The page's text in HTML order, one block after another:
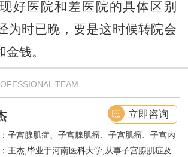
好医院和差医院的具体区别
为时已晚，要是这时候转院会
钱。
TEAM
子宫腺肌症、子宫腺肌瘤、子宫肌瘤、子宫内
症等,长年致力于妇科微创手术及显微妇科手
王杰,毕业于河南医科大学,从事子宫腺肌症及
立即咨询